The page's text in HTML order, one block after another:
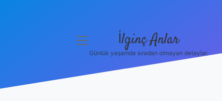
menüyü
İlginç Anlar
Günlük yaşamda sıradan olmayan detaylar.